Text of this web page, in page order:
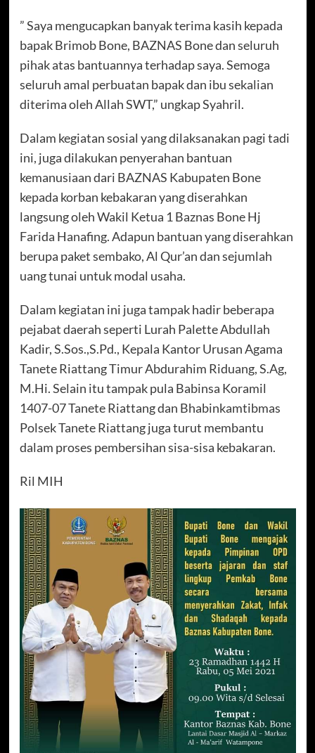
” Saya mengucapkan banyak terima kasih kepada
bapak Brimob Bone, BAZNAS Bone dan seluruh
pihak atas bantuannya terhadap saya. Semoga
seluruh amal perbuatan bapak dan ibu sekalian
diterima oleh Allah SWT,” ungkap Syahril.
Dalam kegiatan sosial yang dilaksanakan pagi tadi
ini, juga dilakukan penyerahan bantuan
kemanusiaan dari BAZNAS Kabupaten Bone
kepada korban kebakaran yang diserahkan
langsung oleh Wakil Ketua 1 Baznas Bone Hj
Farida Hanafing. Adapun bantuan yang diserahkan
berupa paket sembako, Al Qur’an dan sejumlah
uang tunai untuk modal usaha.
Dalam kegiatan ini juga tampak hadir beberapa
pejabat daerah seperti Lurah Palette Abdullah
Kadir, S.Sos.,S.Pd., Kepala Kantor Urusan Agama
Tanete Riattang Timur Abdurahim Riduang, S.Ag,
M.Hi. Selain itu tampak pula Babinsa Koramil
1407-07 Tanete Riattang dan Bhabinkamtibmas
Polsek Tanete Riattang juga turut membantu
dalam proses pembersihan sisa-sisa kebakaran.
Ril MIH